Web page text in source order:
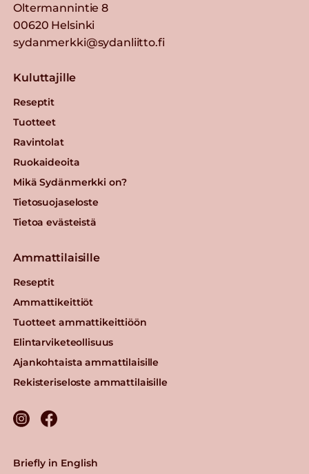
Oltermannintie 8
00620 Helsinki
sydanmerkki@sydanliitto.fi
Kuluttajille
Reseptit
Tuotteet
Ravintolat
Ruokaideoita
Mikä Sydänmerkki on?
Tietosuojaseloste
Tietoa evästeistä
Ammattilaisille
Reseptit
Ammattikeittiöt
Tuotteet ammattikeittiöön
Elintarviketeollisuus
Ajankohtaista ammattilaisille
Rekisteriseloste ammattilaisille
Briefly in English